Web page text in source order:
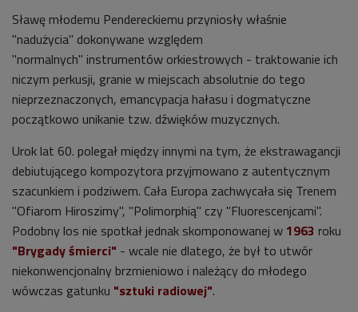
Sławę młodemu Pendereckiemu przyniosły właśnie
"nadużycia" dokonywane względem
"normalnych" instrumentów orkiestrowych - traktowanie ich
niczym perkusji, granie w miejscach absolutnie do tego
nieprzeznaczonych, emancypacja hałasu i dogmatyczne
początkowo unikanie tzw. dźwięków muzycznych.
Urok lat 60. polegał między innymi na tym, że ekstrawagancji
debiutującego kompozytora przyjmowano z autentycznym
szacunkiem i podziwem. Cała Europa zachwycała się Trenem
"Ofiarom Hiroszimy", "Polimorphią" czy "Fluorescenjcami".
Podobny los nie spotkał jednak skomponowanej w 1963 roku
"Brygady śmierci" - wcale nie dlatego, że był to utwór
niekonwencjonalny brzmieniowo i należący do młodego
wówczas gatunku "sztuki radiowej".